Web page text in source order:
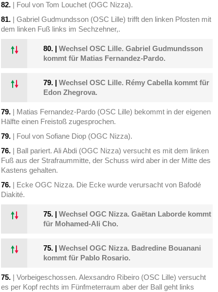
82. | Foul von Tom Louchet (OGC Nizza).
81. | Gabriel Gudmundsson (OSC Lille) trifft den linken Pfosten mit
dem linken Fuß links im Sechzehner,.
80. |Wechsel OSC Lille. Gabriel Gudmundsson
kommt für Matias Fernandez-Pardo.
79. |Wechsel OSC Lille. Rémy Cabella kommt für
Edon Zhegrova.
79. | Matias Fernandez-Pardo (OSC Lille) bekommt in der eigenen
Hälfte einen Freistoß zugesprochen.
79. | Foul von Sofiane Diop (OGC Nizza).
76. | Ball pariert. Ali Abdi (OGC Nizza) versucht es mit dem linken
Fuß aus der Strafraummitte, der Schuss wird aber in der Mitte des
Kastens gehalten.
76. | Ecke OGC Nizza. Die Ecke wurde verursacht von Bafodé
Diakité.
75. |Wechsel OGC Nizza. Gaëtan Laborde kommt
für Mohamed-Ali Cho.
75. |Wechsel OGC Nizza. Badredine Bouanani
kommt für Pablo Rosario.
75. | Vorbeigeschossen. Alexsandro Ribeiro (OSC Lille) versucht
es per Kopf rechts im Fünfmeterraum aber der Ball geht links